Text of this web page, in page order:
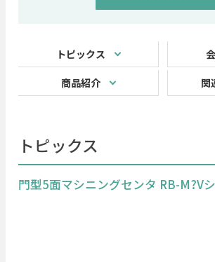
トピックス
商品紹介 関
トピックス
門型5面マシニングセンタ RB-M?V